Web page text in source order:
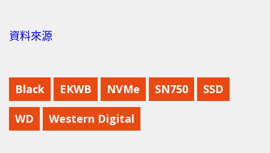
資料來源
Black EKWB NVMe SN750 SSD
WD Western Digital